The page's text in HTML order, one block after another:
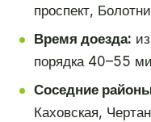
проспект,
Время доезда:
порядка 40–55
Соседние
Каховская,